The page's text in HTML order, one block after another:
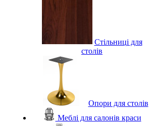
Стільниці для
столів
Опори для столів
Меблі для салонів краси